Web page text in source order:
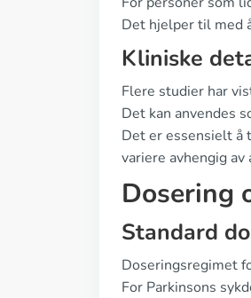
Det hjelper til med
Kliniske
Flere studier har
Det kan anvendes
Det er essensielt å
variere avhengig
Dosering
Standard
Doseringsregimet
For Parkinsons